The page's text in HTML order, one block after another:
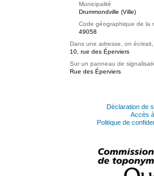
Municipalité
Drummondville (Ville)
Code géographique de la
49058
Dans une adresse, on
10, rue des Éperviers
Sur un panneau de
Rue des Éperviers
Déclaration de
Accès
Politique de